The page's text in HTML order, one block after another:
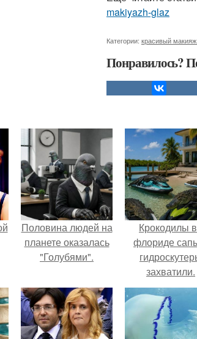
makiyazh-glaz
Категории: красивый макияж
Понравилось?
Половина людей на
планете оказалась
"Голубями".
Крокодилы
флориде
захватили.